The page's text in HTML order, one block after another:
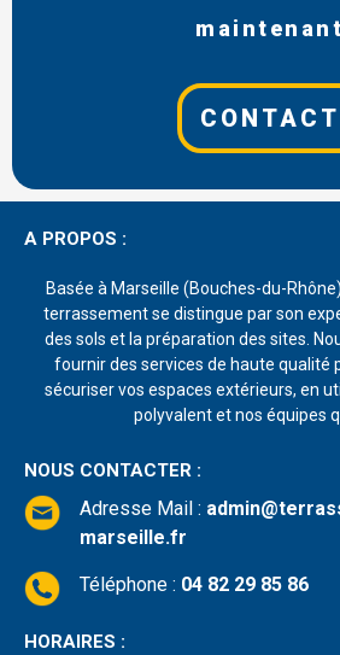
maintenant
CONTACT
A PROPOS :
Basée à Marseille (Bouches-du-
terrassement se distingue par son
des sols et la préparation des sites.
fournir des services de haute qualité
sécuriser vos espaces extérieurs, en
polyvalent et nos équipes
NOUS CONTACTER :
Adresse Mail :
marseille.fr
Téléphone : 04 82 29 85 86
HORAIRES :